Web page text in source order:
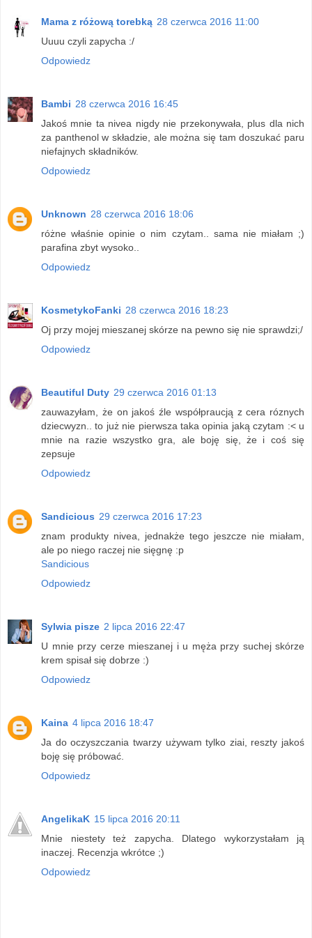
Mama z różową torebką 28 czerwca 2016 11:00
Uuuu czyli zapycha :/
Odpowiedz
Bambi 28 czerwca 2016 16:45
Jakoś mnie ta nivea nigdy nie przekonywała, plus dla nich
za panthenol w składzie, ale można się tam doszukać paru
niefajnych składników.
Odpowiedz
Unknown 28 czerwca 2016 18:06
różne właśnie opinie o nim czytam.. sama nie miałam ;)
parafina zbyt wysoko..
Odpowiedz
KosmetykoFanki 28 czerwca 2016 18:23
Oj przy mojej mieszanej skórze na pewno się nie sprawdzi;/
Odpowiedz
Beautiful Duty 29 czerwca 2016 01:13
zauwazyłam, że on jakoś źle współpraucją z cera róznych
dziecwyzn.. to już nie pierwsza taka opinia jaką czytam :< u
mnie na razie wszystko gra, ale boję się, że i coś się
zepsuje
Odpowiedz
Sandicious 29 czerwca 2016 17:23
znam produkty nivea, jednakże tego jeszcze nie miałam,
ale po niego raczej nie sięgnę :p
Sandicious
Odpowiedz
Sylwia pisze 2 lipca 2016 22:47
U mnie przy cerze mieszanej i u męża przy suchej skórze
krem spisał się dobrze :)
Odpowiedz
Kaina 4 lipca 2016 18:47
Ja do oczyszczania twarzy używam tylko ziai, reszty jakoś
boję się próbować.
Odpowiedz
AngelikaK 15 lipca 2016 20:11
Mnie niestety też zapycha. Dlatego wykorzystałam ją
inaczej. Recenzja wkrótce ;)
Odpowiedz